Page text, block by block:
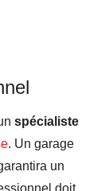
spécialiste
. Un garage
un